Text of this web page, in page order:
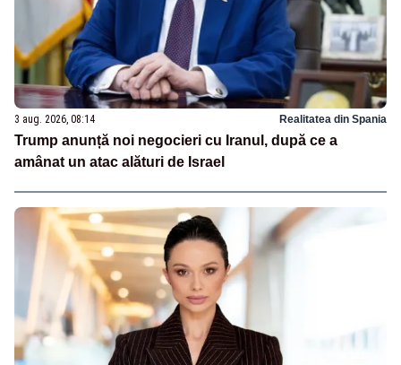
3 aug. 2026, 08:14 Realitatea din Spania
Trump anunță noi negocieri cu Iranul, după ce a
amânat un atac alături de Israel